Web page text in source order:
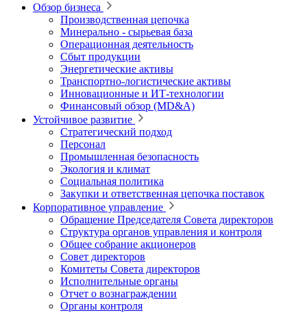
Обзор бизнеса
Производственная цепочка
Минерально ‑ сырьевая база
Операционная деятельность
Сбыт продукции
Энергетические активы
Транспортно-логистические активы
Инновационные и ИТ‑технологии
Финансовый обзор (MD&A)
Устойчивое развитие
Стратегический подход
Персонал
Промышленная безопасность
Экология и климат
Социальная политика
Закупки и ответственная цепочка поставок
Корпоративное управление
Обращение Председателя Совета директоров
Структура органов управления и контроля
Общее собрание акционеров
Совет директоров
Комитеты Совета директоров
Исполнительные органы
Отчет о вознаграждении
Органы контроля